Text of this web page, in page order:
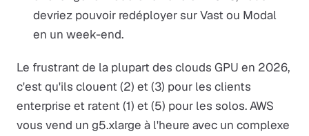
devriez pouvoir redéployer sur Vast ou Modal
en un week-end.
Le frustrant de la plupart des clouds GPU en 2026,
c'est qu'ils clouent (2) et (3) pour les clients
enterprise et ratent (1) et (5) pour les solos. AWS
vous vend un g5.xlarge à l'heure avec un complexe